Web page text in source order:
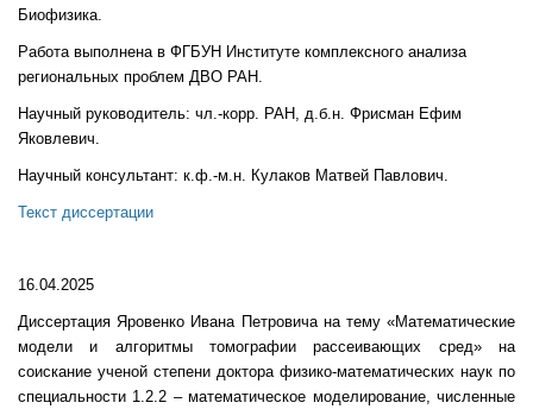
Биофизика.
Работа выполнена в ФГБУН Институте комплексного анализа
региональных проблем ДВО РАН.
Научный руководитель: чл.-корр. РАН, д.б.н. Фрисман Ефим
Яковлевич.
Научный консультант: к.ф.-м.н. Кулаков Матвей Павлович.
Текст диссертации
16.04.2025
Диссертация Яровенко Ивана Петровича на тему «Математические
модели и алгоритмы томографии рассеивающих сред» на
соискание ученой степени доктора физико-математических наук по
специальности 1.2.2 – математическое моделирование, численные